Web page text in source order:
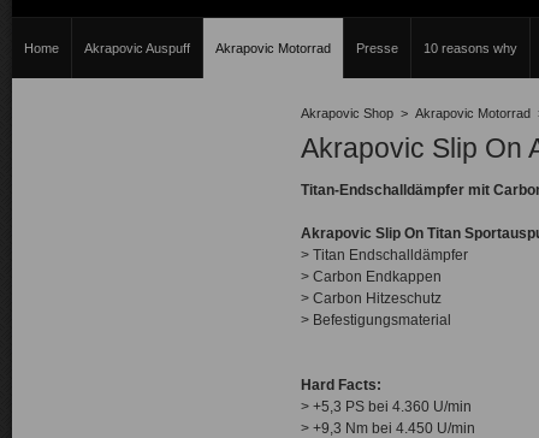
Home Akrapovic Auspuff Akrapovic Motorrad Presse 10 reasons why
Akrapovic Shop > Akrapovic Motorrad
Akrapovic Slip On
Titan-Endschalldämpfer mit
Akrapovic Slip On Titan
> Titan Endschalldämpfer
> Carbon Endkappen
> Carbon Hitzeschutz
> Befestigungsmaterial
Hard Facts:
> +5,3 PS bei 4.360 U/min
> +9,3 Nm bei 4.450 U/min